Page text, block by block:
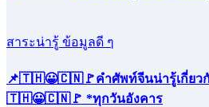
สาระน่ารู้ ข้อมูลดี ๆ
📌🇹🇭😀🇨🇳🚩คำศัพท์จีนน่ารู้เกี่ยวกั
🇹🇭😀🇨🇳🚩 *ทุกวันอังคาร